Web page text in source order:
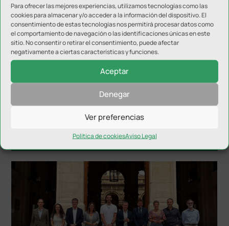
Para ofrecer las mejores experiencias, utilizamos tecnologías como las
cookies para almacenar y/o acceder a la información del dispositivo. El
consentimiento de estas tecnologías nos permitirá procesar datos como
el comportamiento de navegación o las identificaciones únicas en este
sitio. No consentir o retirar el consentimiento, puede afectar
negativamente a ciertas características y funciones.
Aceptar
Denegar
Ver preferencias
Política de cookiesAviso Legal
NOTICIAS RELACIONADAS